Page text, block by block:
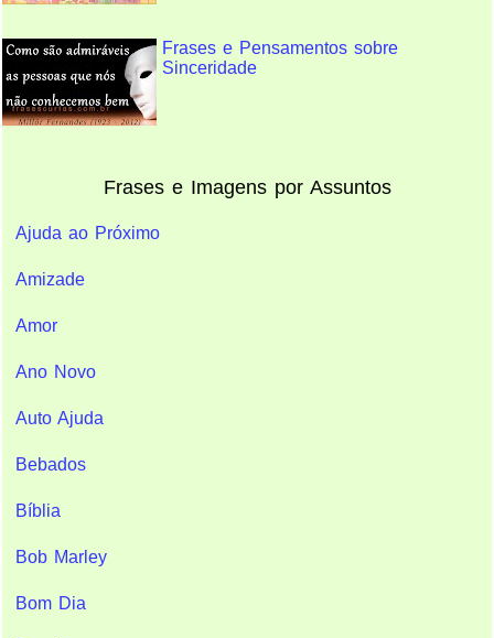
Frases e Pensamentos sobre
Sinceridade
Frases e Imagens por Assuntos
Ajuda ao Próximo
Amizade
Amor
Ano Novo
Auto Ajuda
Bebados
Bíblia
Bob Marley
Bom Dia